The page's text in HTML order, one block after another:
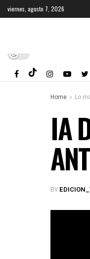
viernes, agosto 7, 2026
Home Lo
IA
BY